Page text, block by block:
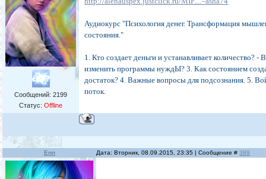
Сообщений:2199
Статус:Offline
Аудиокурс "Психология денег. Трансформация
состояния."
1. Кто создает деньги и устанавливает количество? -
изменить программы нуждЫ? 3. Как состоянием
достаток? 4. Важные вопросы для подсознания. 5.
поток.
Enn Дата: Вторник, 08.09.2015, 23:35 | Сообщение #389